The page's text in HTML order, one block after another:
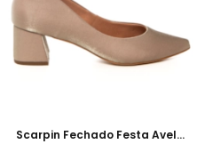
Scarpin Fechado Festa Avelã